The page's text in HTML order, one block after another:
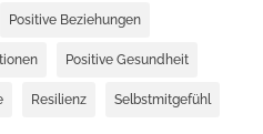
Positive Beziehungen
Positive Gesundheit
Resilienz Selbstmitgefühl